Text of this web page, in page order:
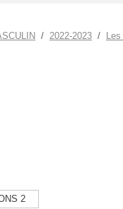
2022-2023
2